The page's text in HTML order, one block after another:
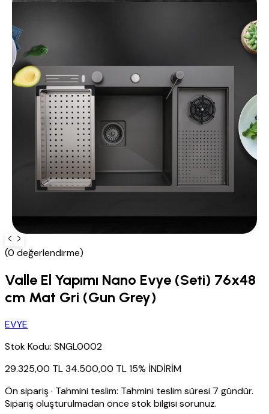
(0 değerlendirme)
Valle El Yapımı Nano Evye (Seti) 76x48
cm Mat Gri (Gun Grey)
EVYE
Stok Kodu: SNGL0002
29.325,00 TL34.500,00 TL15% İNDİRİM
Ön sipariş· Tahmini teslim: Tahmini teslim süresi 7 gündür.
Sipariş oluşturulmadan önce stok bilgisi sorunuz.